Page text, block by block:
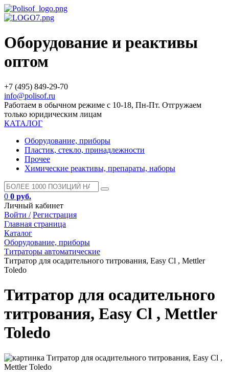
Оборудование и реактивы
оптом
+7 (495) 849-29-70
info@polisof.ru
Работаем в обычном режиме с 10-18, Пн-Пт. Отгружаем
только юридическим лицам
КАТАЛОГ
Оборудование, приборы
Пластик, стекло, принадлежности
Прочее
Химические реактивы, препараты, наборы
0 0 руб.
Личный кабинет
Войти / Регистрация
Главная страница
Каталог
Оборудование, приборы
Титраторы автоматические
Титратор для осадительного титрования, Easy Cl , Mettler
Toledo
Титратор для осадительного
титрования, Easy Cl , Mettler
Toledo